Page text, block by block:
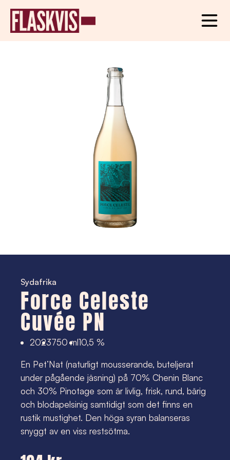
Sydafrika
Force Celeste
Cuvée PN
2023750 ml10,5 %
En Pet’Nat (naturligt mousserande, buteljerat
under pågående jäsning) på 70% Chenin Blanc
och 30% Pinotage som är livlig, frisk, rund, bärig
och blodapelsinig samtidigt som det finns en
rustik mustighet. Den höga syran balanseras
snyggt av en viss restsötma.